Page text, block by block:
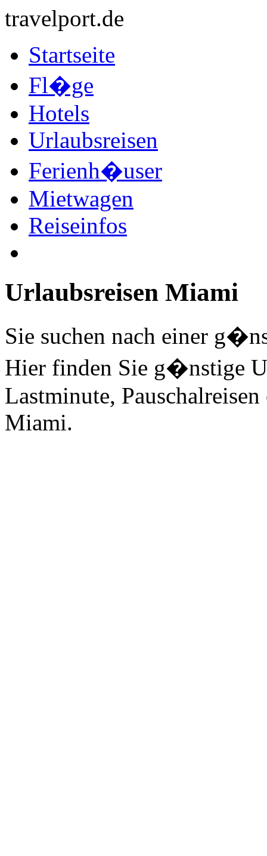
travelport.de
Startseite
Fl�ge
Hotels
Urlaubsreisen
Ferienh�user
Mietwagen
Reiseinfos
Urlaubsreisen Miami
Sie suchen nach einer
Hier finden Sie g�nstige
Lastminute,
Miami.